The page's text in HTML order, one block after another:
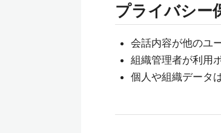
プライバシー
会話内容が他のユ
組織管理者が利用
個人や組織データ